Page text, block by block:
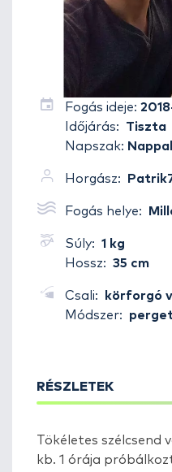
Fogás ideje:
Időjárás:
Tiszta
Napszak: Nappal
Horgász:
Fogás helye:
Súly: 1 kg
Hossz: 35 cm
Csali:
körforgó
Módszer:
RÉSZLETEK
Tökéletes szélcsend
kb. 1 órája